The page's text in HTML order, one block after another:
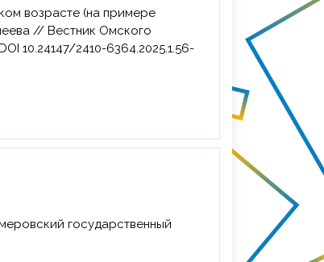
// Вестник Омского
10.24147/2410-6364.2025.1.56-